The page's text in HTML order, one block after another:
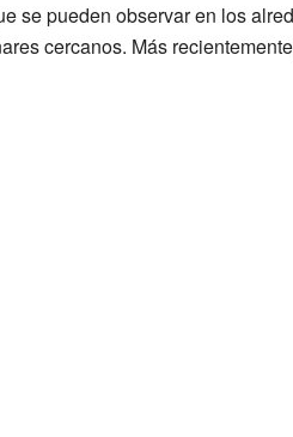
se pueden observar en los
cercanos. Más